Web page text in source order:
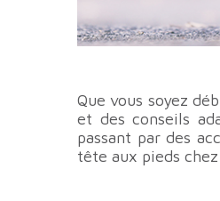
Que vous soyez
et des conseils
passant par des
tête aux pieds chez